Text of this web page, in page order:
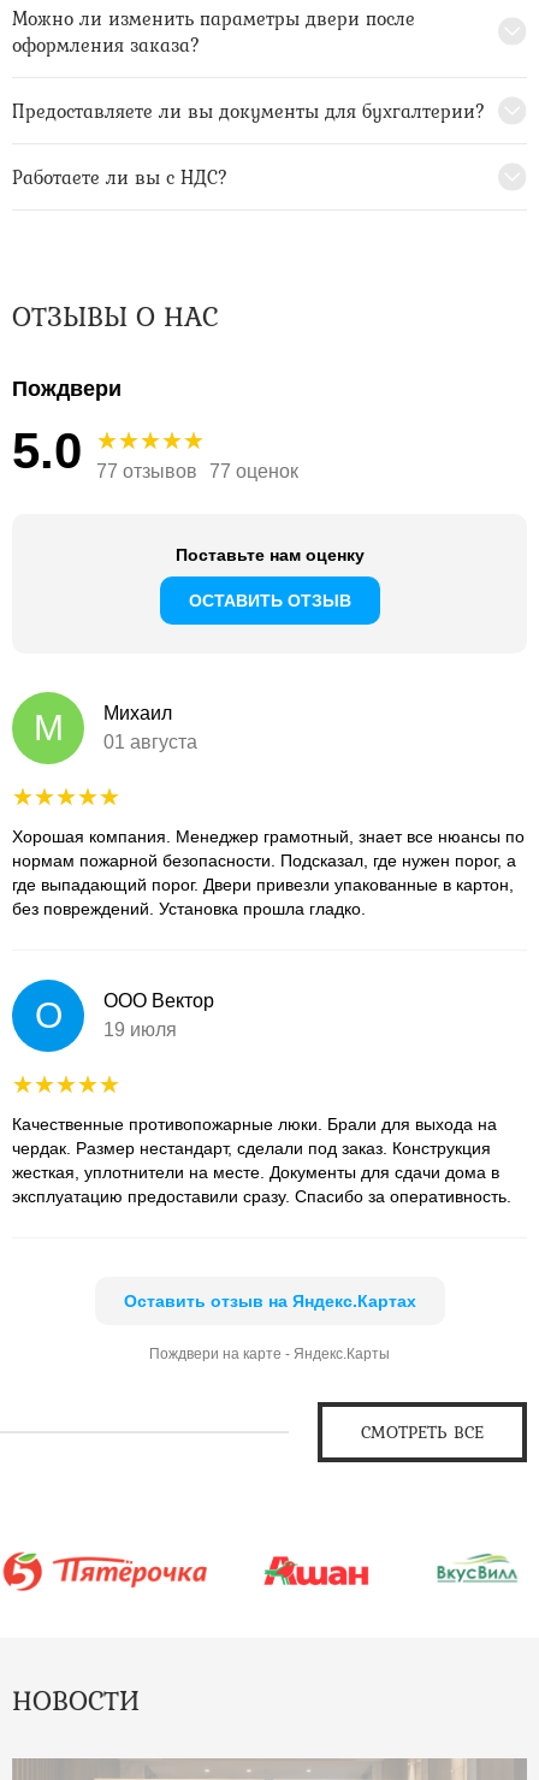
Можно ли изменить параметры двери после
оформления заказа?
Предоставляете ли вы документы для бухгалтерии?
Работаете ли вы с НДС?
ОТЗЫВЫ О НАС
Пождвери
5.0 77 отзывов 77 оценок
Поставьте нам оценку
ОСТАВИТЬ ОТЗЫВ
М
Михаил
01 августа
Хорошая компания. Менеджер грамотный, знает все нюансы по
нормам пожарной безопасности. Подсказал, где нужен порог, а
где выпадающий порог. Двери привезли упакованные в картон,
без повреждений. Установка прошла гладко.
О
ООО Вектор
19 июля
Качественные противопожарные люки. Брали для выхода на
чердак. Размер нестандарт, сделали под заказ. Конструкция
жесткая, уплотнители на месте. Документы для сдачи дома в
эксплуатацию предоставили сразу. Спасибо за оперативность.
Оставить отзыв на Яндекс.Картах
Пождвери на карте - Яндекс.Карты
СМОТРЕТЬ ВСЕ
НОВОСТИ